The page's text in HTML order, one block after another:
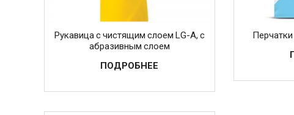
Рукавица с чистящим слоем LG-A, с
абразивным слоем
ПОДРОБНЕЕ